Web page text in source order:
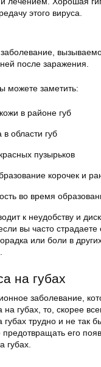
этого вируса.
заболевание,
после заражения.
можете заметить:
в районе губ
области губ
пузырьков
корочек и
во время
к неудобству и
вы часто
или боли в
на губах
заболевание,
на губах, то, скорее
губах трудно и не так
его
губах.